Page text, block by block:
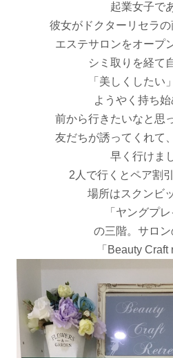
起業女子で
彼女がドクターリセラ
エステサロンをオープ
シミ取りを経て
「美しくしたい
ようやく持ち始
前から行きたいなと思
友だちが誘ってくれて
早く行けま
2人で行くとペア割
場所はスクンビ
「ヤングプレ
の三階。サロ
「Beauty Craft